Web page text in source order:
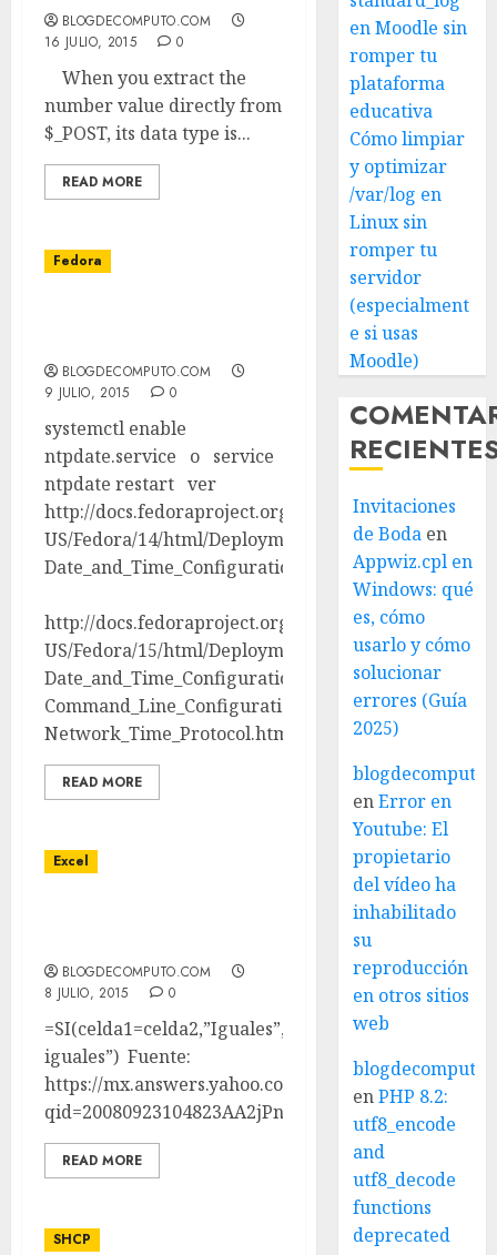
BLOGDECOMPUTO.COM
16 JULIO, 2015
0
When you extract the
number value directly from
$_POST, its data type is...
READ MORE
Fedora
BLOGDECOMPUTO.COM
9 JULIO, 2015
0
systemctl enable
ntpdate.service o service
ntpdate restart ver
http://docs.fedoraproject.org/en-
US/Fedora/14/html/Deployment_Guide/chap-
Date_and_Time_Configuration.html
http://docs.fedoraproject.org/en-
US/Fedora/15/html/Deployment_Guide/sect-
Date_and_Time_Configuration-
Command_Line_Configuration-
Network_Time_Protocol.html
READ MORE
Excel
BLOGDECOMPUTO.COM
8 JULIO, 2015
0
=SI(celda1=celda2,”Iguales”,”No
iguales”) Fuente:
https://mx.answers.yahoo.com/question/index?
qid=20080923104823AA2jPnF
READ MORE
SHCP
en Moodle sin
romper tu
plataforma
educativa
Cómo limpiar
y optimizar
/var/log en
Linux sin
romper tu
servidor
(especialment
e si usas
Moodle)
Invitaciones
de Boda en
Appwiz.cpl en
Windows: qué
es, cómo
usarlo y cómo
solucionar
errores (Guía
2025)
enError en
Youtube: El
propietario
del vídeo ha
inhabilitado
su
reproducción
en otros sitios
web
enPHP 8.2:
utf8_encode
and
utf8_decode
functions
deprecated